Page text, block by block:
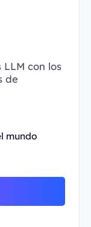
con los
de
mundo